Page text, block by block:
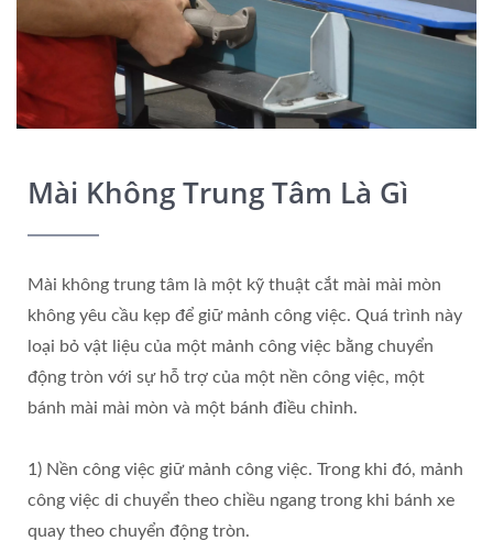
Mài Không Trung Tâm Là Gì
Mài không trung tâm là một kỹ thuật cắt mài mài mòn
không yêu cầu kẹp để giữ mảnh công việc. Quá trình này
loại bỏ vật liệu của một mảnh công việc bằng chuyển
động tròn với sự hỗ trợ của một nền công việc, một
bánh mài mài mòn và một bánh điều chỉnh.
1) Nền công việc giữ mảnh công việc. Trong khi đó, mảnh
công việc di chuyển theo chiều ngang trong khi bánh xe
quay theo chuyển động tròn.